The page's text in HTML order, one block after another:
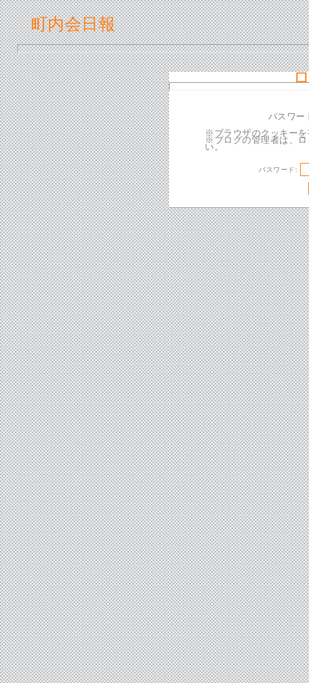
町内会日報
パスワー
※ブラウザのクッキー
※ブログの管理者は、
い。
パスワード: